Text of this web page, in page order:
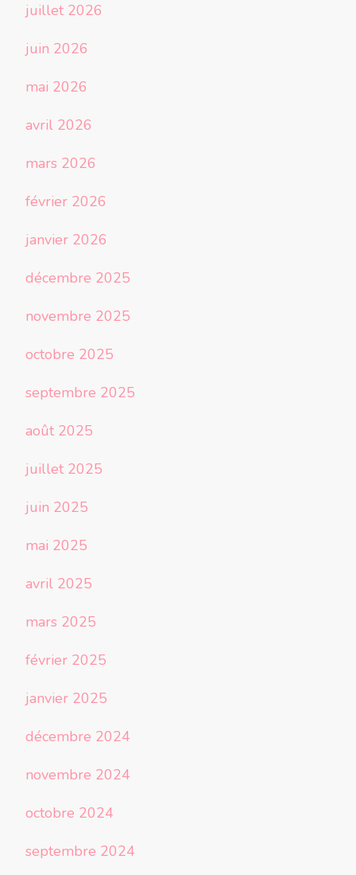
juillet 2026
juin 2026
mai 2026
avril 2026
mars 2026
février 2026
janvier 2026
décembre 2025
novembre 2025
octobre 2025
septembre 2025
août 2025
juillet 2025
juin 2025
mai 2025
avril 2025
mars 2025
février 2025
janvier 2025
décembre 2024
novembre 2024
octobre 2024
septembre 2024